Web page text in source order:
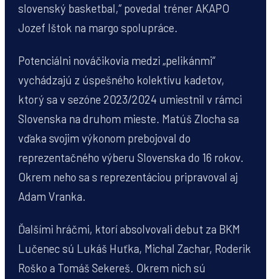
slovenský basketbal,“ povedal tréner AKAPO
Jozef Ištok na margo spolupráce.
Potenciálni nováčikovia medzi „pelikánmi“
vychádzajú z úspešného kolektívu kadetov,
ktorý sa v sezóne 2023/2024 umiestnil v rámci
Slovenska na druhom mieste. Matúš Zlocha sa
vďaka svojim výkonom prebojoval do
reprezentačného výberu Slovenska do 16 rokov.
Okrem neho sa s reprezentáciou pripravoval aj
Adam Vranka.
Ďalšími hráčmi, ktorí absolvovali debut za BKM
Lučenec sú Lukáš Huťka, Michal Zachar, Roderik
Roško a Tomáš Sekereš. Okrem nich sú